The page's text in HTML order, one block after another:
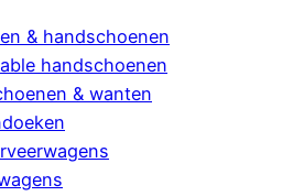
& handschoenen
handschoenen
& wanten